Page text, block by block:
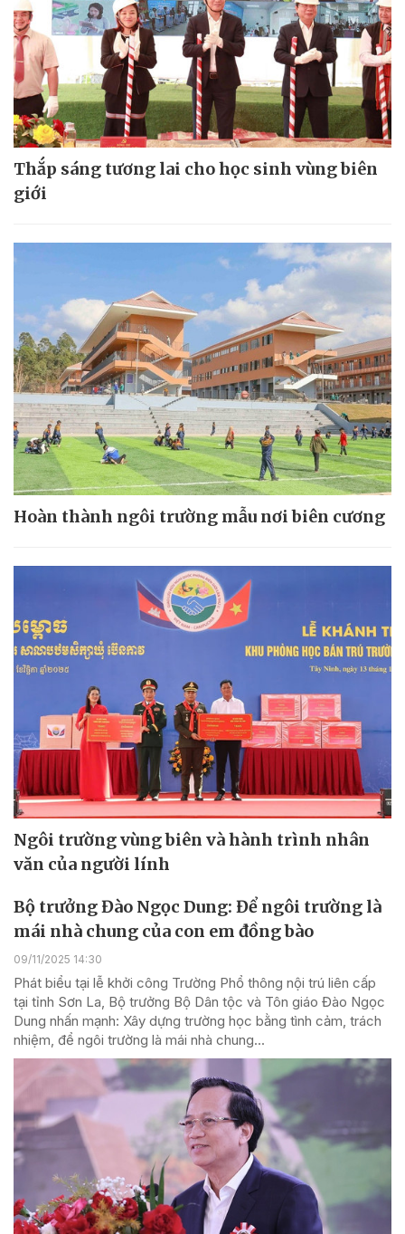
Thắp sáng tương lai cho học sinh vùng biên
giới
Hoàn thành ngôi trường mẫu nơi biên cương
Ngôi trường vùng biên và hành trình nhân
văn của người lính
Bộ trưởng Đào Ngọc Dung: Để ngôi trường là
mái nhà chung của con em đồng bào
09/11/2025 14:30
Phát biểu tại lễ khởi công Trường Phổ thông nội trú liên cấp
tại tỉnh Sơn La, Bộ trưởng Bộ Dân tộc và Tôn giáo Đào Ngọc
Dung nhấn mạnh: Xây dựng trường học bằng tình cảm, trách
nhiệm, để ngôi trường là mái nhà chung...